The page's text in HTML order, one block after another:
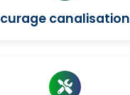
curage canalisation